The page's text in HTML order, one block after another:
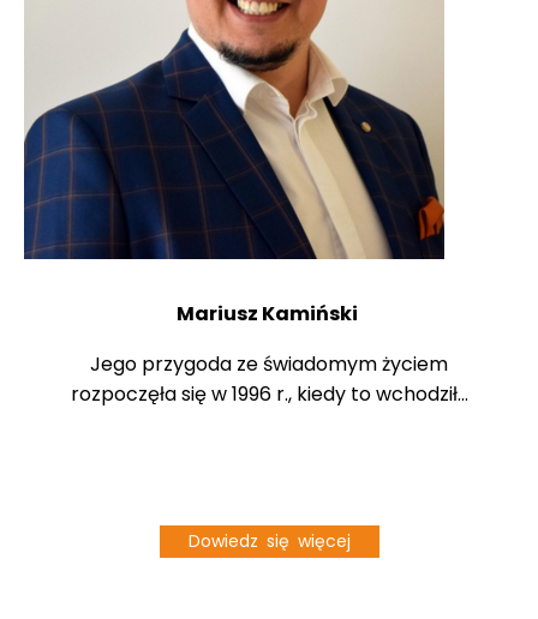
Mariusz Kamiński
Jego przygoda ze świadomym życiem
rozpoczęła się w 1996 r., kiedy to wchodził...
Dowiedz się więcej